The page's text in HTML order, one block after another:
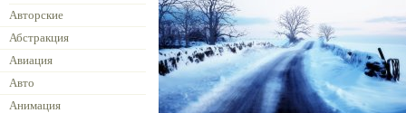
Авторские
Абстракция
Авиация
Авто
Анимация